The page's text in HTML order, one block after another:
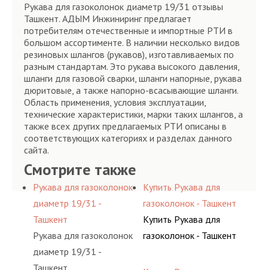
Рукава для газоколонок диаметр 19/31 отзывы
Ташкент. АДЫМ Инжиниринг предлагает
потребителям отечественные и импортные РТИ в
большом ассортименте. В наличии несколько видов
резиновых шлангов (рукавов), изготавливаемых по
разным стандартам. Это рукава высокого давления,
шланги для газовой сварки, шланги напорные, рукава
дюритовые, а также напорно-всасывающие шланги.
Область применения, условия эксплуатации,
технические характеристики, марки таких шлангов, а
также всех других предлагаемых РТИ описаны в
соответствующих категориях и разделах данного
сайта.
Смотрите также
Рукава для газоколонок
диаметр 19/31 -
Ташкент
Рукава для газоколонок
диаметр 19/31 -
Ташкент
Купить Рукава для
газоколонок - Ташкент
Купить Рукава для
газоколонок - Ташкент